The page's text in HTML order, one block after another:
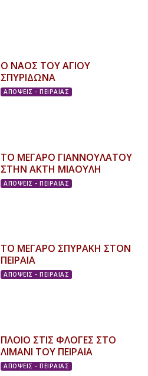
Ο ΝΑΟΣ ΤΟΥ ΑΓΙΟΥ
ΣΠΥΡΙΔΩΝΑ
ΑΠΟΨΕΙΣ - ΠΕΙΡΑΙΑΣ
ΤΟ ΜΕΓΑΡΟ ΓΙΑΝΝΟΥΛΑTΟΥ
ΣΤΗΝ ΑΚΤΗ ΜΙΑΟΥΛΗ
ΑΠΟΨΕΙΣ - ΠΕΙΡΑΙΑΣ
ΤΟ ΜΕΓΑΡΟ ΣΠΥΡΑΚΗ ΣΤΟΝ
ΠΕΙΡΑΙΑ
ΑΠΟΨΕΙΣ - ΠΕΙΡΑΙΑΣ
ΠΛΟΙΟ ΣΤΙΣ ΦΛΟΓΕΣ ΣΤΟ
ΛΙΜΑΝΙ ΤΟΥ ΠΕΙΡΑΙΑ
ΑΠΟΨΕΙΣ - ΠΕΙΡΑΙΑΣ